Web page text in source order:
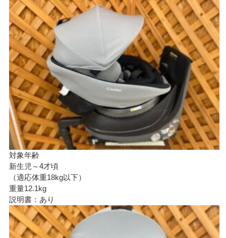
対象年齢
新生児～4才頃
（適応体重18kg以下）
重量12.1kg
説明書：あり